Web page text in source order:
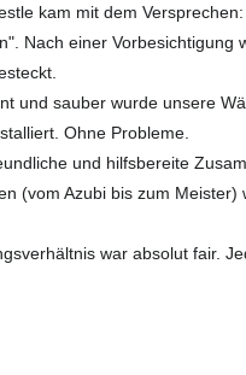
kam mit dem
Nach einer Vorbesichtigung
und sauber wurde unsere
Ohne Probleme.
und hilfsbereite
(vom Azubi bis zum Meister)
war absolut fair.